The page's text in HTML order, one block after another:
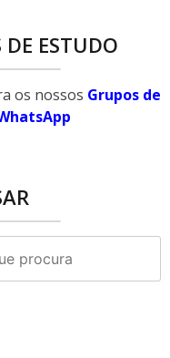
DE ESTUDO
os nossos Grupos de